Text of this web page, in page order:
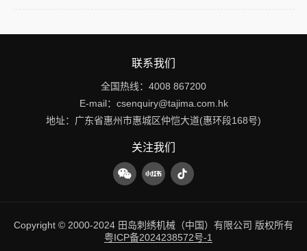
联系我们
全国热线： 4008 867200
E-mail： csenquiry@tajima.com.hk
地址： 广东省惠州市惠城区仲恺大道(惠环段168号)
关注我们
Copyright © 2000-2024 田岛刺绣机械（中国）有限公司 版权所有
粤ICP备2024238572号-1